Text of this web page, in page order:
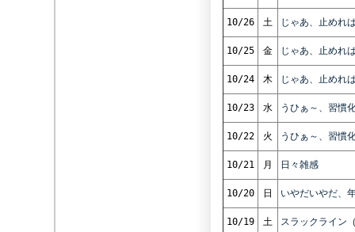
10/26 土 じゃあ、止めれ
10/25 金 じゃあ、止めれ
10/24 木 じゃあ、止めれ
10/23 水 うひぁ～、習慣
10/22 火 うひぁ～、習慣
10/21 月 日々雑感
10/20 日 いやだいやだ、
10/19 土 スラックライン